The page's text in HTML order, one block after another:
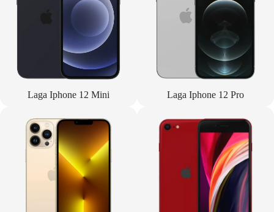
Laga Iphone 12 Mini Laga Iphone 12 Pro